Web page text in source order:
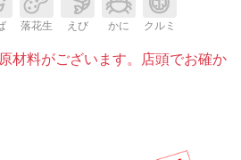
落花生 えび かに クルミ
材料がございます。店頭でお確か